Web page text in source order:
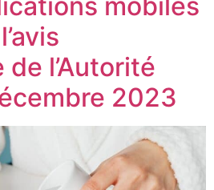
l’Autorité
2023